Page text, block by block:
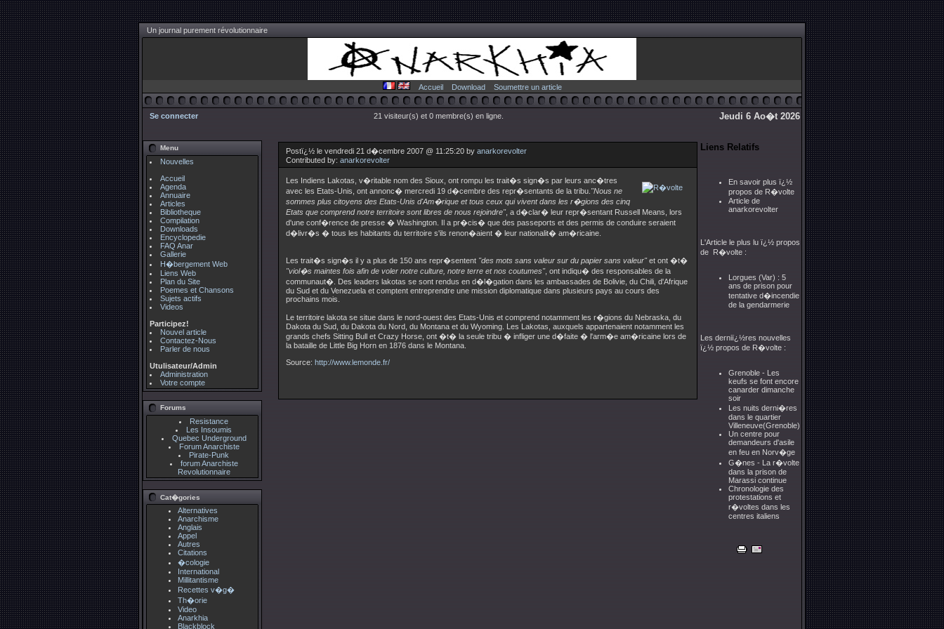
Un journal purement révolutionnaire
Accueil Download Soumettre un article
Se connecter 21 visiteur(s) et 0 membre(s) en ligne. Jeudi 6 Ao�t 2026
Menu
Nouvelles
Accueil
Agenda
Annuaire
Articles
Bibliotheque
Compilation
Downloads
Encyclopedie
FAQ Anar
Gallerie
H�bergement Web
Liens Web
Plan du Site
Poemes et Chansons
Sujets actifs
Videos
Participez!
Nouvel article
Contactez-Nous
Parler de nous
Utulisateur/Admin
Administration
Votre compte
Forums
Resistance
Les Insoumis
Quebec Underground
Forum Anarchiste
Pirate-Punk
forum Anarchiste
Revolutionnaire
Cat�gories
Alternatives
Anarchisme
Anglais
Appel
Autres
Citations
�cologie
International
Millitantisme
Recettes v�g�
Th�orie
Video
Anarkhia
Blackblock
Postï¿½ le vendredi 21 d�cembre 2007 @ 11:25:20 by anarkorevolter
Contributed by: anarkorevolter
Les Indiens Lakotas, v�ritable nom des Sioux, ont rompu les trait�s sign�s par leurs anc�tres
avec les Etats-Unis, ont annonc� mercredi 19 d�cembre des repr�sentants de la tribu. "Nous ne
sommes plus citoyens des Etats-Unis d'Am�rique et tous ceux qui vivent dans les r�gions des cinq
Etats que comprend notre territoire sont libres de nous rejoindre", a d�clar� leur repr�sentant Russell Means, lors
d'une conf�rence de presse � Washington. Il a pr�cis� que des passeports et des permis de conduire seraient
d�livr�s � tous les habitants du territoire s'ils renon�aient � leur nationalit� am�ricaine.
Les trait�s sign�s il y a plus de 150 ans repr�sentent "des mots sans valeur sur du papier sans valeur"et ont �t�
"viol�s maintes fois afin de voler notre culture, notre terre et nos coutumes", ont indiqu� des responsables de la
communaut�. Des leaders lakotas se sont rendus en d�l�gation dans les ambassades de Bolivie, du Chili, d'Afrique
du Sud et du Venezuela et comptent entreprendre une mission diplomatique dans plusieurs pays au cours des
prochains mois.
Le territoire lakota se situe dans le nord-ouest des Etats-Unis et comprend notamment les r�gions du Nebraska, du
Dakota du Sud, du Dakota du Nord, du Montana et du Wyoming. Les Lakotas, auxquels appartenaient notamment les
grands chefs Sitting Bull et Crazy Horse, ont �t� la seule tribu � infliger une d�faite � l'arm�e am�ricaine lors de
la bataille de Little Big Horn en 1876 dans le Montana.
Source: http://www.lemonde.fr/
Liens Relatifs
En savoir plus ï¿½
propos de R�volte
Article de
anarkorevolter
L'Article le plus lu ï¿½ propos
de R�volte :
Lorgues (Var) : 5
ans de prison pour
tentative d�incendie
de la gendarmerie
Les derniï¿½res nouvelles
ï¿½ propos de R�volte :
Grenoble - Les
keufs se font encore
canarder dimanche
soir
Les nuits derni�res
dans le quartier
Villeneuve(Grenoble)
Un centre pour
demandeurs d'asile
en feu en Norv�ge
G�nes - La r�volte
dans la prison de
Marassi continue
Chronologie des
protestations et
r�voltes dans les
centres italiens